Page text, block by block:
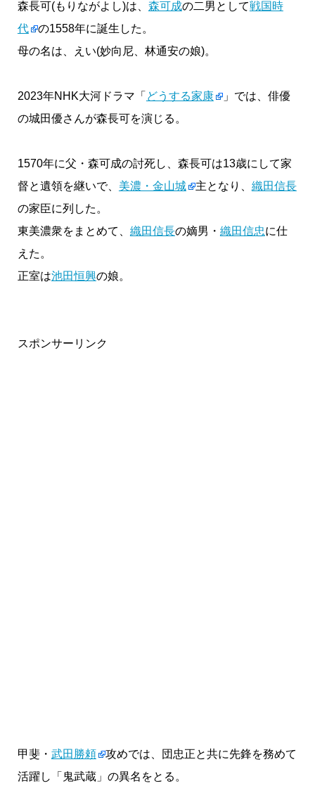
森長可(もりながよし)は、 森可成の二男として戦国時
代
の1558年に誕生した。
母の名は、えい(妙向尼、林通安の娘)。
2023年NHK大河ドラマ「 どうする家康
」では、俳優
の城田優さんが森長可を演じる。
1570年に父・森可成の討死し、森長可は13歳にして家
督と遺領を継いで、 美濃・金山城 主となり、 織田信長
の家臣に列した。
東美濃衆をまとめて、 織田信長の嫡男・ 織田信忠に仕
えた。
正室は池田恒興の娘。
スポンサーリンク
甲斐・ 武田勝頼
攻めでは、団忠正と共に先鋒を務めて
活躍し「鬼武蔵」の異名をとる。